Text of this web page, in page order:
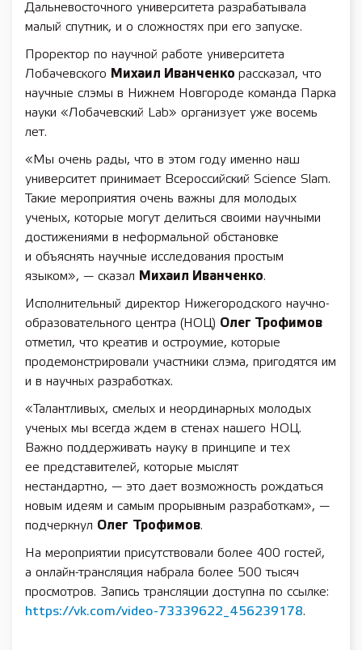
Дальневосточного университета разрабатывала
малый спутник, и о сложностях при его запуске.
Проректор по научной работе университета
Лобачевского Михаил Иванченко рассказал, что
научные слэмы в Нижнем Новгороде команда Парка
науки «Лобачевский Lab» организует уже восемь
лет.
«Мы очень рады, что в этом году именно наш
университет принимает Всероссийский Science Slam.
Такие мероприятия очень важны для молодых
ученых, которые могут делиться своими научными
достижениями в неформальной обстановке
и объяснять научные исследования простым
языком», — сказал Михаил Иванченко.
Исполнительный директор Нижегородского научно-
образовательного центра (НОЦ) Олег Трофимов
отметил, что креатив и остроумие, которые
продемонстрировали участники слэма, пригодятся им
и в научных разработках.
«Талантливых, смелых и неординарных молодых
ученых мы всегда ждем в стенах нашего НОЦ.
Важно поддерживать науку в принципе и тех
ее представителей, которые мыслят
нестандартно, — это дает возможность рождаться
новым идеям и самым прорывным разработкам», —
подчеркнул Олег Трофимов.
На мероприятии присутствовали более 400 гостей,
а онлайн-трансляция набрала более 500 тысяч
просмотров. Запись трансляции доступна по ссылке:
https://vk.com/video-73339622_456239178.